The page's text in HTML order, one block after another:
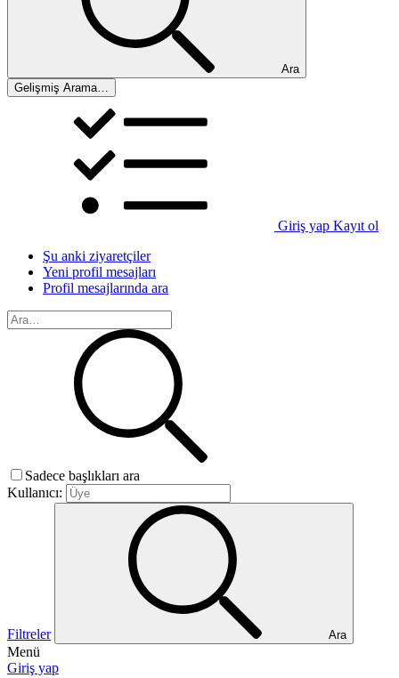
Ara
Gelişmiş Arama…
Giriş yap Kayıt ol
Şu anki ziyaretçiler
Yeni profil mesajları
Profil mesajlarında ara
Sadece başlıkları ara
Kullanıcı:
Filtreler Ara
Menü
Giriş yap